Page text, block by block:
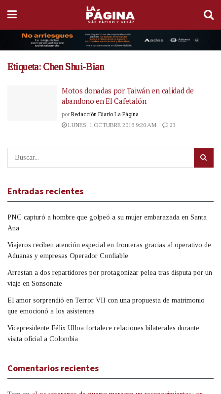
Etiqueta: Chen Shui-Bian
Motos donadas por Taiwán en calidad de
abandono en El Cafetalón
por Redacción Diario La Página
LUNES, 1 OCTUBRE 2018 9:20 AM
23
Entradas recientes
PNC capturó a hombre que golpeó a su mujer embarazada en Santa
Ana
Viajeros reciben atención especial en fronteras gracias al operativo de
Aduanas y empresas Operador Confiable
Arrestan a dos repartidores por protagonizar pelea tras disputa por un
viaje en Sonsonate
El amor sorprendió en Terror VII con una propuesta de matrimonio
que emocionó a los asistentes
Vicepresidente Félix Ulloa fortalece relaciones bilaterales durante
visita oficial a Colombia
Comentarios recientes